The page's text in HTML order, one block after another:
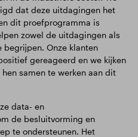
dat deze uitdagingen het
dit proefprogramma is
zowel de uitdagingen als
Onze klanten
gereageerd en we kijken
samen te werken aan dit
data- en
de besluitvorming en
te ondersteunen. Het